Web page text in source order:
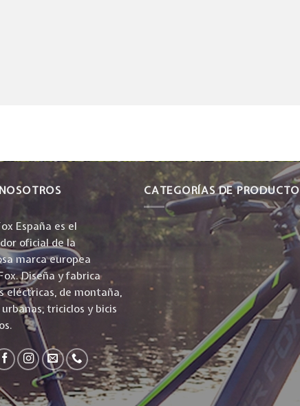
España es el
oficial de la
marca europea
Diseña y fabrica
eléctricas, de montaña,
triciclos y bicis
CATEGORÍAS DE PRODUCTO